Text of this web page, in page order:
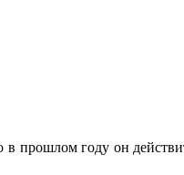
прошлом году он